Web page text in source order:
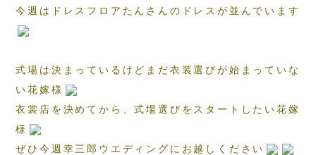
今週はドレスフロアたんさんのドレスが並んでいます
式場は決まっているけどまだ衣装選びが始まっていな
い花嫁様
衣裳店を決めてから、式場選びをスタートしたい花嫁
様
ぜひ今週幸三郎ウエディングにお越しください